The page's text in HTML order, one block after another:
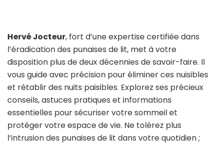
Hervé Jocteur, fort d’une expertise certifiée dans
l’éradication des punaises de lit, met à votre
disposition plus de deux décennies de savoir-faire. Il
vous guide avec précision pour éliminer ces nuisibles
et rétablir des nuits paisibles. Explorez ses précieux
conseils, astuces pratiques et informations
essentielles pour sécuriser votre sommeil et
protéger votre espace de vie. Ne tolérez plus
l’intrusion des punaises de lit dans votre quotidien ;